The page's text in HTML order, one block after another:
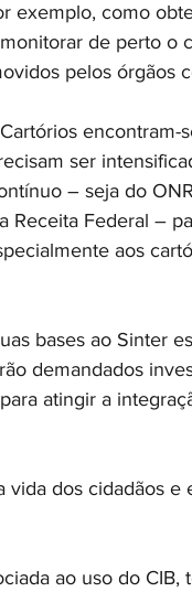
exemplo, como
de perto o
pelos órgãos
encontram-
ser
– seja do
Receita Federal –
aos
bases ao Sinter
demandados
atingir a
dos cidadãos e
ao uso do CIB,